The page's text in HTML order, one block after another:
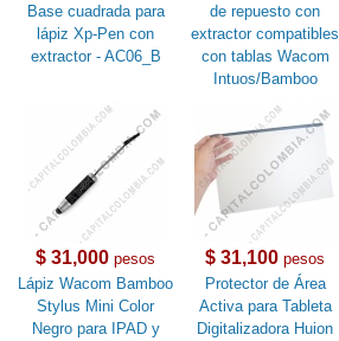
Base cuadrada para
lápiz Xp-Pen con
extractor - AC06_B
de repuesto con
extractor compatibles
con tablas Wacom
Intuos/Bamboo
$ 31,000 pesos
Lápiz Wacom Bamboo
Stylus Mini Color
Negro para IPAD y
$ 31,100 pesos
Protector de Área
Activa para Tableta
Digitalizadora Huion